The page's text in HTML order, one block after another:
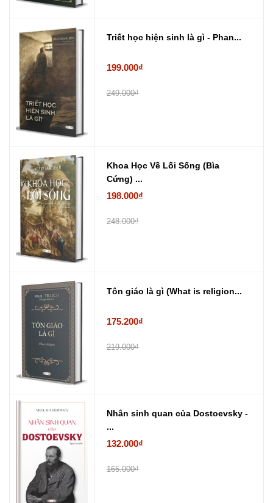
Triết học hiện sinh là gì - Phan...
199.000₫
249.000₫
Khoa Học Về Lối Sống (Bìa
Cứng) ...
198.000₫
248.000₫
Tôn giáo là gì (What is religion...
175.200₫
219.000₫
Nhân sinh quan của Dostoevsky -
...
132.000₫
165.000₫